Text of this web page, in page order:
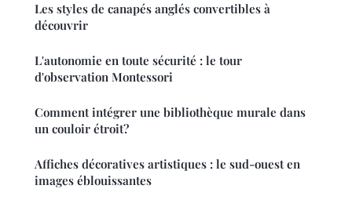
Les styles de canapés anglés convertibles à
découvrir
L'autonomie en toute sécurité : le tour
d'observation Montessori
Comment intégrer une bibliothèque murale dans
un couloir étroit?
Affiches décoratives artistiques : le sud-ouest en
images éblouissantes